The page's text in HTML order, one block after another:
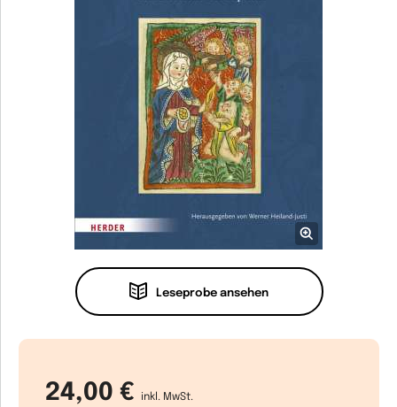
Leseprobe ansehen
24,00 € inkl. MwSt.